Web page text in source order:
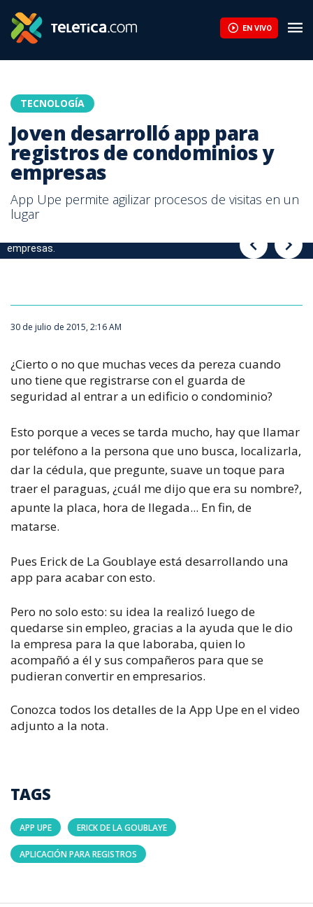
EN VIVO
TECNOLOGÍA
Joven desarrolló app para
registros de condominios y
empresas
App Upe permite agilizar procesos de visitas en un
lugar
empresas.
Joven desarrolló app para registros de condominios y empresas
30 de julio de 2015, 2:16 AM
¿Cierto o no que muchas veces da pereza cuando
uno tiene que registrarse con el guarda de
seguridad al entrar a un edificio o condominio?
Esto porque a veces se tarda mucho, hay que llamar
por teléfono a la persona que uno busca, localizarla,
dar la cédula, que pregunte, suave un toque para
traer el paraguas, ¿cuál me dijo que era su nombre?,
apunte la placa, hora de llegada... En fin, de
matarse.
Pues Erick de La Goublaye está desarrollando una
app para acabar con esto.
Pero no solo esto: su idea la realizó luego de
quedarse sin empleo, gracias a la ayuda que le dio
la empresa para la que laboraba, quien lo
acompañó a él y sus compañeros para que se
pudieran convertir en empresarios.
Conozca todos los detalles de la App Upe en el video
adjunto a la nota.
TAGS
APP UPE ERICK DE LA GOUBLAYE
APLICACIÓN PARA REGISTROS